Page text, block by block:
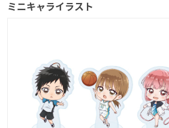
ミニキャライラスト